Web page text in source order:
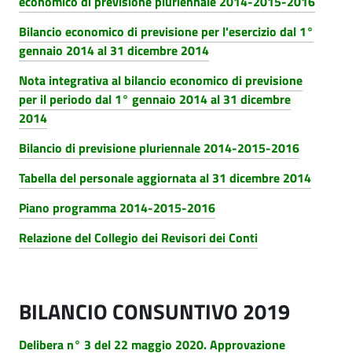
Bilancio economico di previsione per l'esercizio dal 1°
gennaio 2014 al 31 dicembre 2014
Nota integrativa al bilancio economico di previsione
per il periodo dal 1° gennaio 2014 al 31 dicembre
2014
Bilancio di previsione pluriennale 2014-2015-2016
Tabella del personale aggiornata al 31 dicembre 2014
Piano programma 2014-2015-2016
Relazione del Collegio dei Revisori dei Conti
BILANCIO CONSUNTIVO 2019
Delibera n° 3 del 22 maggio 2020. Approvazione